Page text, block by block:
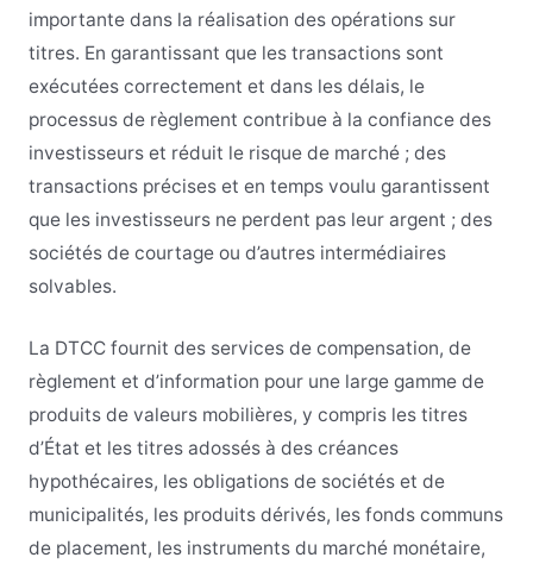
importante dans la réalisation des opérations sur
titres. En garantissant que les transactions sont
exécutées correctement et dans les délais, le
processus de règlement contribue à la confiance des
investisseurs et réduit le risque de marché ; des
transactions précises et en temps voulu garantissent
que les investisseurs ne perdent pas leur argent ; des
sociétés de courtage ou d’autres intermédiaires
solvables.
La DTCC fournit des services de compensation, de
règlement et d’information pour une large gamme de
produits de valeurs mobilières, y compris les titres
d’État et les titres adossés à des créances
hypothécaires, les obligations de sociétés et de
municipalités, les produits dérivés, les fonds communs
de placement, les instruments du marché monétaire,